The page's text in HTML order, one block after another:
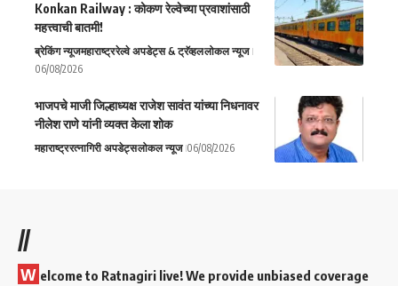
Konkan Railway : कोकण रेल्वेच्या प्रवाशांसाठी
महत्त्वाची बातमी!
ब्रेकिंग न्यूजमहाराष्ट्ररेल्वे अपडेट्स & ट्रॅव्हललोकल न्यूज
06/08/2026
भाजपचे माजी जिल्हाध्यक्ष राजेश सावंत यांच्या निधनावर
नीलेश राणे यांनी व्यक्त केला शोक
महाराष्ट्ररत्नागिरी अपडेट्सलोकल न्यूज 06/08/2026
//
W elcome to Ratnagiri live! We provide unbiased coverage